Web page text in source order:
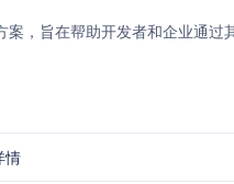
案，旨在帮助开发者和企业通
情